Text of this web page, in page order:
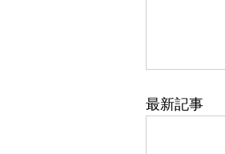
最新記事